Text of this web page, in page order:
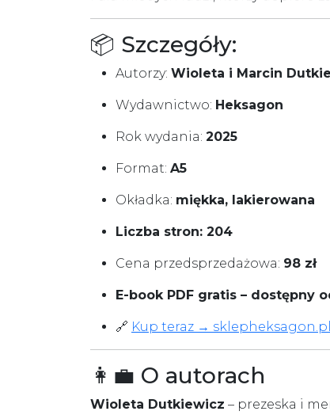
📦 Szczegóły:
Autorzy: Wioleta i Marcin
Wydawnictwo: Heksagon
Rok wydania: 2025
Format: A5
Okładka: miękka, lakierowana
Liczba stron: 204
Cena przedsprzedażowa: 98 zł
E-book PDF gratis – dostępny
🔗 Kup teraz →
👩‍💼 O autorach
Wioleta Dutkiewicz – prezeska i